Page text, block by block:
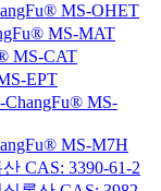
MS-OHET
MS-MAT
MS-CAT
EPT
MS-
MS-M7H
CAS: 3390-61-2